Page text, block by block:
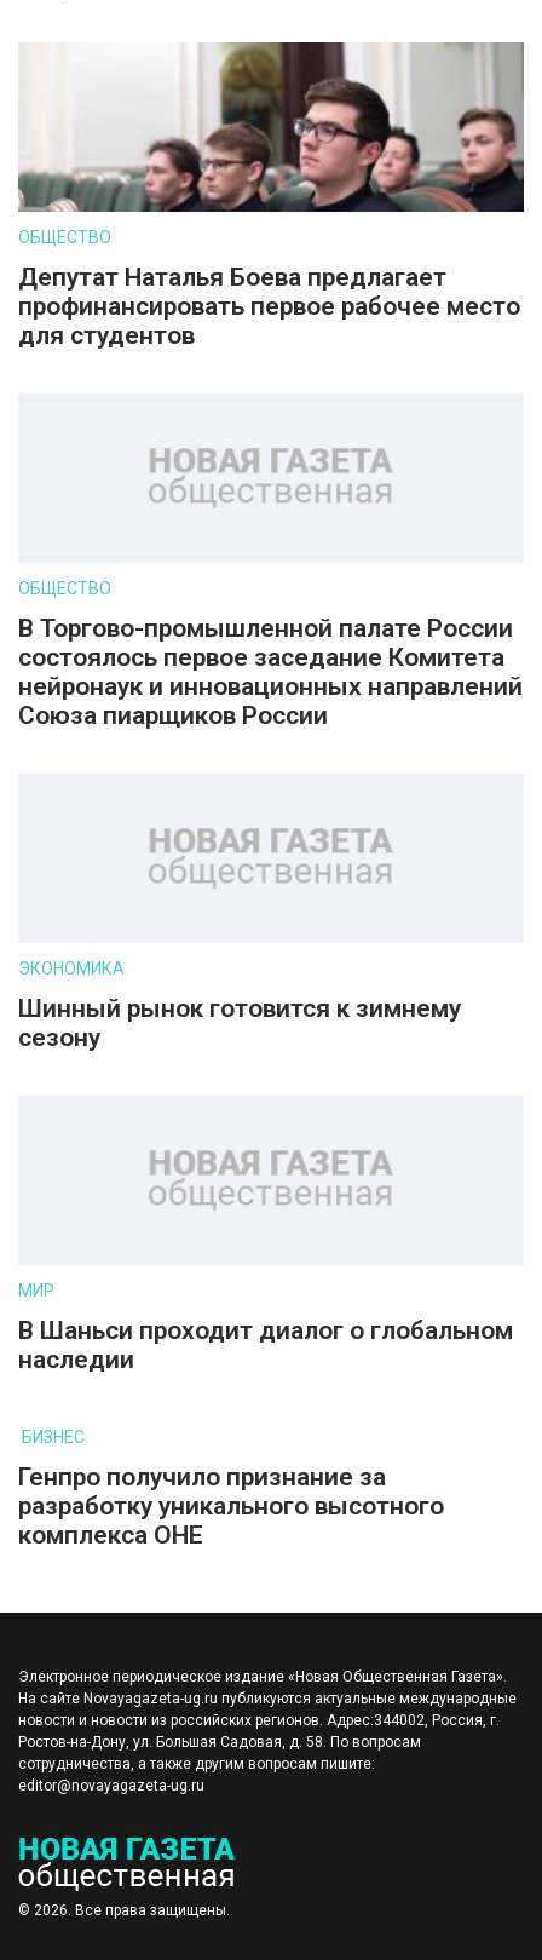
ОБЩЕСТВО
Депутат Наталья Боева предлагает
профинансировать первое рабочее место
для студентов
ОБЩЕСТВО
В Торгово-промышленной палате России
состоялось первое заседание Комитета
нейронаук и инновационных направлений
Союза пиарщиков России
ЭКОНОМИКА
Шинный рынок готовится к зимнему
сезону
МИР
В Шаньси проходит диалог о глобальном
наследии
БИЗНЕС
Генпро получило признание за
разработку уникального высотного
комплекса ОНЕ
Электронное периодическое издание «Новая Общественная Газета».
На сайте Novayagazeta-ug.ru публикуются актуальные международные
новости и новости из российских регионов. Адрес:344002, Россия, г.
Ростов-на-Дону, ул. Большая Садовая, д. 58. По вопросам
сотрудничества, а также другим вопросам пишите:
editor@novayagazeta-ug.ru
© 2026. Все права защищены.